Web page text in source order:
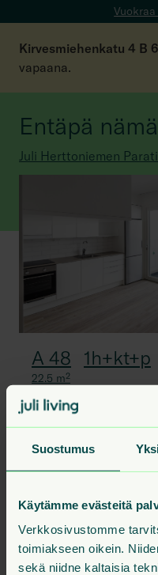
Suostumus
Käytämme evästeitä
Verkkosivustomme
toimiakseen oikein.
sekä niidne kaltaisia
Kirvesmiehenkatu 4 B
vapaana.
Entäpä
Juli Herttoniemen
A 48 1h+kt+p
22.5 m²
C 99 2h+kt+p 48 5.
A 42 2h+kt+p 49.5m² 7.
Kaikki talon